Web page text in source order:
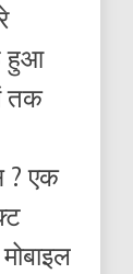
हुआ
तक
? एक